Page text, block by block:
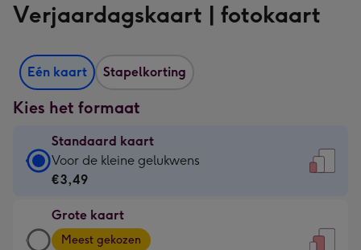
Verjaardagskaart | fotokaart
Eén kaart Stapelkorting
Kies het formaat
Standaard kaart
Standaard
kaart
€3,49
-
Voor de kleine gelukwens
€3,49
Grote kaart
Grote
Meest gekozen